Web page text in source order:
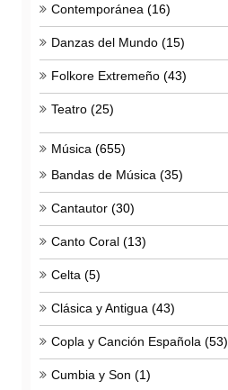
Contemporánea (16)
Danzas del Mundo (15)
Folkore Extremeño (43)
Teatro (25)
Música (655)
Bandas de Música (35)
Cantautor (30)
Canto Coral (13)
Celta (5)
Clásica y Antigua (43)
Copla y Canción Española (53)
Cumbia y Son (1)